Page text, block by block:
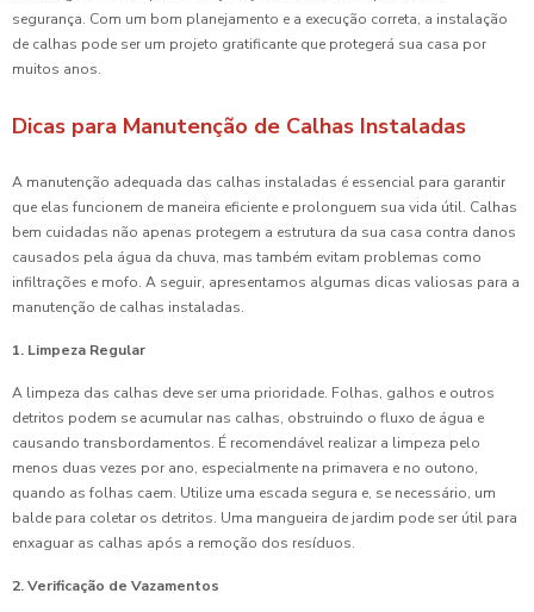
segurança. Com um bom planejamento e a execução correta, a instalação
de calhas pode ser um projeto gratificante que protegerá sua casa por
muitos anos.
Dicas para Manutenção de Calhas Instaladas
A manutenção adequada das calhas instaladas é essencial para garantir
que elas funcionem de maneira eficiente e prolonguem sua vida útil. Calhas
bem cuidadas não apenas protegem a estrutura da sua casa contra danos
causados pela água da chuva, mas também evitam problemas como
infiltrações e mofo. A seguir, apresentamos algumas dicas valiosas para a
manutenção de calhas instaladas.
1. Limpeza Regular
A limpeza das calhas deve ser uma prioridade. Folhas, galhos e outros
detritos podem se acumular nas calhas, obstruindo o fluxo de água e
causando transbordamentos. É recomendável realizar a limpeza pelo
menos duas vezes por ano, especialmente na primavera e no outono,
quando as folhas caem. Utilize uma escada segura e, se necessário, um
balde para coletar os detritos. Uma mangueira de jardim pode ser útil para
enxaguar as calhas após a remoção dos resíduos.
2. Verificação de Vazamentos